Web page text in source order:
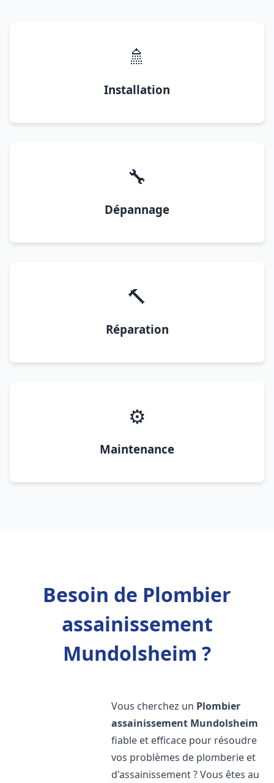
🚿
Installation
🔧
Dépannage
🔨
Réparation
⚙️
Maintenance
Besoin de Plombier
assainissement
Mundolsheim ?
Vous cherchez un Plombier
assainissement Mundolsheim
fiable et efficace pour résoudre
vos problèmes de plomberie et
d'assainissement ? Vous êtes au